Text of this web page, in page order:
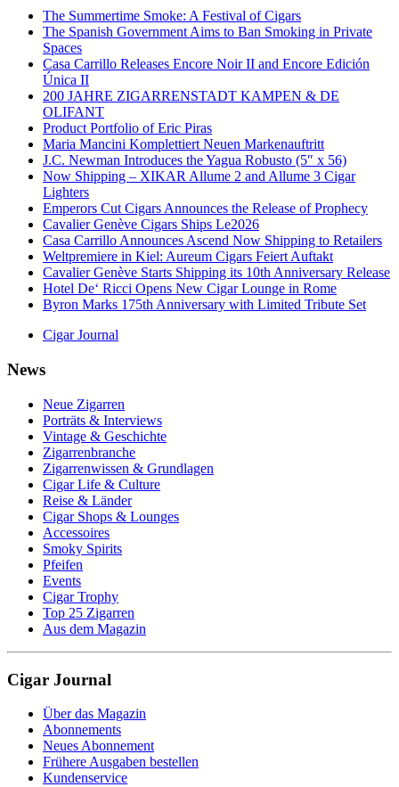
The Summertime Smoke: A Festival of Cigars
The Spanish Government Aims to Ban Smoking in Private
Spaces
Casa Carrillo Releases Encore Noir II and Encore Edición
Única II
200 JAHRE ZIGARRENSTADT KAMPEN & DE
OLIFANT
Product Portfolio of Eric Piras
Maria Mancini Komplettiert Neuen Markenauftritt
J.C. Newman Introduces the Yagua Robusto (5″ x 56)
Now Shipping – XIKAR Allume 2 and Allume 3 Cigar
Lighters
Emperors Cut Cigars Announces the Release of Prophecy
Cavalier Genève Cigars Ships Le2026
Casa Carrillo Announces Ascend Now Shipping to Retailers
Weltpremiere in Kiel: Aureum Cigars Feiert Auftakt
Cavalier Genève Starts Shipping its 10th Anniversary Release
Hotel De‘ Ricci Opens New Cigar Lounge in Rome
Byron Marks 175th Anniversary with Limited Tribute Set
Cigar Journal
News
Neue Zigarren
Porträts & Interviews
Vintage & Geschichte
Zigarrenbranche
Zigarrenwissen & Grundlagen
Cigar Life & Culture
Reise & Länder
Cigar Shops & Lounges
Accessoires
Smoky Spirits
Pfeifen
Events
Cigar Trophy
Top 25 Zigarren
Aus dem Magazin
Cigar Journal
Über das Magazin
Abonnements
Neues Abonnement
Frühere Ausgaben bestellen
Kundenservice